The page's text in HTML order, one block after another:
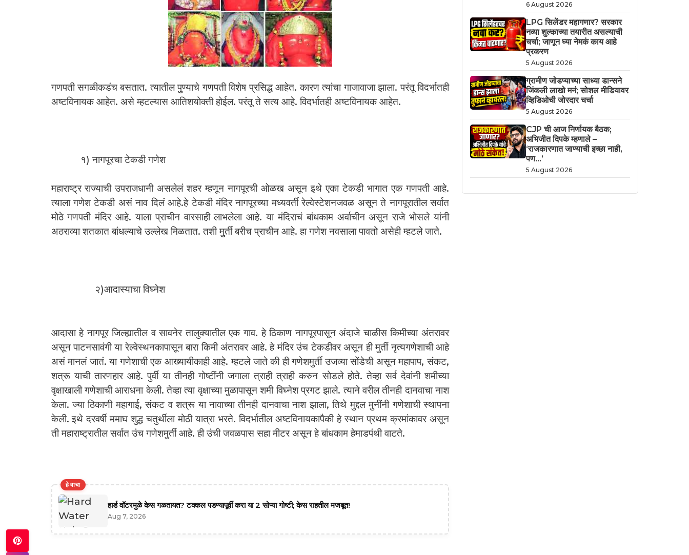
गणपती सगळीकडंच बसतात. त्यातील पुुण्याचे गणपती विशेष प्रसिद्ध आहेत. कारण त्यांचा गाजावाजा झाला. परंतू विदर्भातही
अष्टविनायक आहेत. असे म्हटल्यास आतिशयोक्ती होईल. परंतू ते सत्य आहे. विदर्भातही अष्टविनायक आहेत.
१) नागपूरचा टेकडी गणेश
महाराष्ट्र राज्याची उपराजधानी असलेलं शहर म्हणून नागपूरची ओळख असून इथे एका टेकडी भागात एक गणपती आहे.
त्याला गणेश टेकडी असं नाव दिलंं आहे.हे टेकडी मंदिर नागपूरच्या मध्यवर्ती रेल्वेस्टेशनजवळ असून ते नागपूरातील सर्वात
मोठे गणपती मंदिर आहे. याला प्राचीन वारसाही लाभलेला आहे. या मंदिराचं बांधकाम अर्वाचीन असून राजे भोसले यांनी
अठराव्या शतकात बांधल्याचे उल्लेख मिळतात. तशी मुुर्ती बरीच प्राचीन आहे. हा गणेश नवसाला पावतो असेही म्हटले जाते.
२)आदास्याचा विघ्नेश
आदासा हे नागपूर जिल्ह्यातील व सावनेर तालुक्यातील एक गाव. हे ठिकाण नागपूरपासून अंदाजे चाळीस किमीच्या अंतरावर
असून पाटनसावंगी या रेल्वेस्थनकापासून बारा किमी अंतरावर आहे. हे मंदिर उंच टेकडीवर असून ही मुर्ती नृत्यगणेशाची आहे
असं मानलं जातं. या गणेशाची एक आख्यायीकाही आहे. म्हटले जाते की ही गणेशमुर्ती उजव्या सोंडेची असून महापाप, संकट,
शत्रू याची तारणहार आहे. पुर्वी या तीनही गोष्टींनी जगाला त्राही त्राही करुन सोडले होते. तेव्हा सर्व देवांनी शमीच्या
वृक्षाखाली गणेशाची आराधना केली. तेव्हा त्या वृक्षाच्या मुळापासून शमी विघ्नेश प्रगट झाले. त्याने वरील तीनही दानवाचा नाश
केला. ज्या ठिकाणी महागाई, संकट व शत्रू या नावाच्या तीनही दानवाचा नाश झाला, तिथे मुद्दल मुनींनी गणेशाची स्थापना
केली. इथे दरवर्षी ममाघ शुद्ध चतुर्थीला मोठी यात्रा भरते. विदर्भातील अष्टविनायकापैकी हे स्थान प्रथम क्रमांकावर असून
ती महाराष्ट्रातील सर्वात उंच गणेशमुर्ती आहे. ही उंची जवळपास सहा मीटर असून हे बांधकाम हेमाडपंथी वाटते.
हे वाचा
हार्ड वॉटरमुळे केस गळतायत? टक्कल पडण्यापूर्वी करा या 2 सोप्या गोष्टी; केस राहतील मजबूत!
Aug 7, 2026
6 August 2026
LPG सिलेंडर महागणार? सरकार
नव्या शुल्काच्या तयारीत असल्याची
चर्चा; जाणून घ्या नेमकं काय आहे
प्रकरण
5 August 2026
ग्रामीण जोडप्याच्या साध्या डान्सने
जिंकली लाखो मनं; सोशल मीडियावर
व्हिडिओची जोरदार चर्चा
5 August 2026
CJP ची आज निर्णायक बैठक;
अभिजीत दिपके म्हणाले –
‘राजकारणात जाण्याची इच्छा नाही,
पण…’
5 August 2026